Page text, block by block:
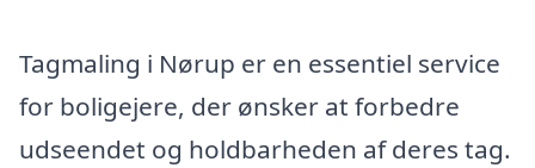
Tagmaling i Nørup er en essentiel service
for boligejere, der ønsker at forbedre
udseendet og holdbarheden af deres tag.